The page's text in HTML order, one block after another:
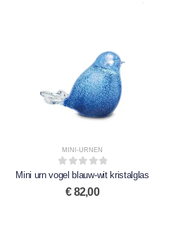
MINI-URNEN
0out of 5
Mini urn vogel blauw-wit kristalglas
€82,00